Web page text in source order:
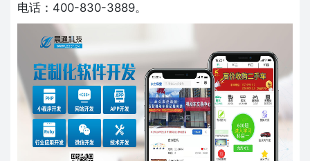
电话：400-830-3889。